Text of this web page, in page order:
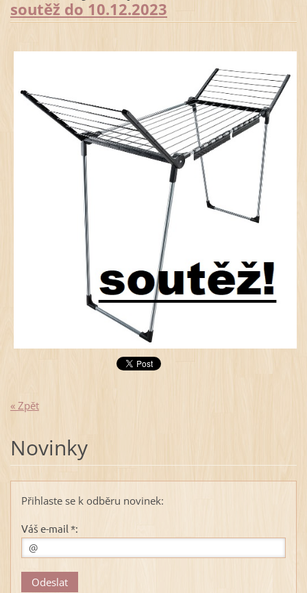
soutěž do 10.12.2023
« Zpět
Novinky
Přihlaste se k odběru novinek:
Váš e-mail *: